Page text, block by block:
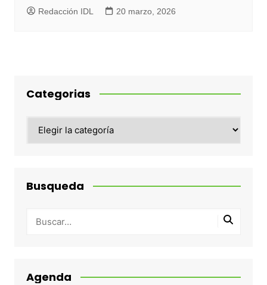
Redacción IDL 20 marzo, 2026
Categorias
Busqueda
Agenda